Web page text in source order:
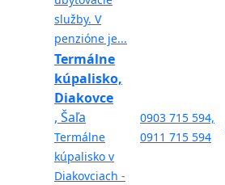
služby. V
penzióne je...
Termálne
kúpalisko,
Diakovce
, Šaľa
Termálne
kúpalisko v
Diakovciach -
0903 715 594,
0911 715 594